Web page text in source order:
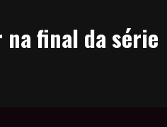
final da série